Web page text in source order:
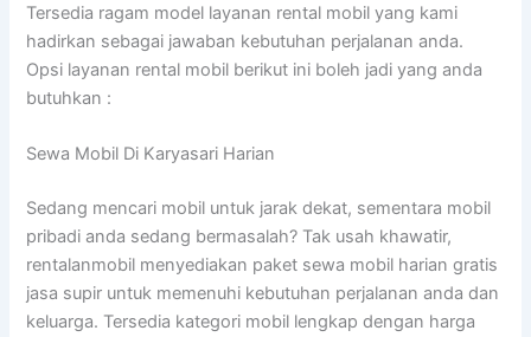
Tersedia ragam model layanan rental mobil yang kami
hadirkan sebagai jawaban kebutuhan perjalanan anda.
Opsi layanan rental mobil berikut ini boleh jadi yang anda
butuhkan :
Sewa Mobil Di Karyasari Harian
Sedang mencari mobil untuk jarak dekat, sementara mobil
pribadi anda sedang bermasalah? Tak usah khawatir,
rentalanmobil menyediakan paket sewa mobil harian gratis
jasa supir untuk memenuhi kebutuhan perjalanan anda dan
keluarga. Tersedia kategori mobil lengkap dengan harga